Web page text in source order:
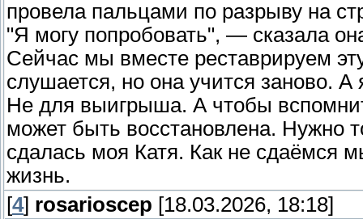
провела пальцами по разрыву на
"Я могу попробовать", — сказала
Сейчас мы вместе реставрируем
слушается, но она учится заново.
Не для выигрыша. А чтобы
может быть восстановлена. Нужно
сдалась моя Катя. Как не сдаёмся
жизнь.
[4] rosarioscep [18.03.2026, 18:18]